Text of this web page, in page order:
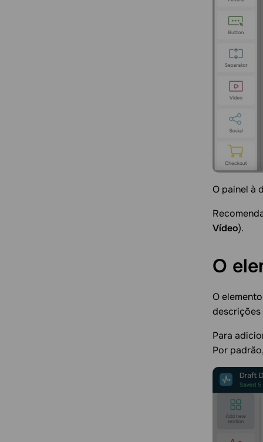
O painel à
Vídeo).
O
O elemento
descrições
Para
Por